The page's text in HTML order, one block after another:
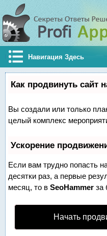
Навигация Здесь
Как продвинуть сайт
Вы создали или только
целый комплекс
Ускорение
Если вам трудно попасть
десятки раз, а первые
месяц, то в SeoHammer за
Начать